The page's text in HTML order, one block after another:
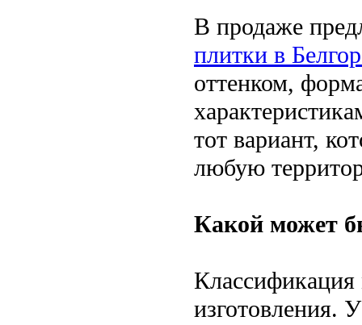
В продаже
плитки в
оттенком,
тот вариант,
любую
Какой может
Классификация
изготовления.